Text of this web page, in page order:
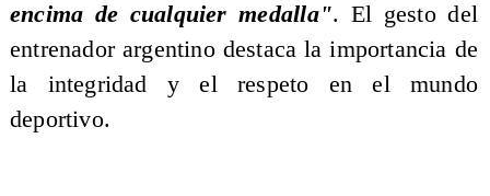
encima de cualquier medalla". El gesto del
entrenador argentino destaca la importancia de
la integridad y el respeto en el mundo
deportivo.